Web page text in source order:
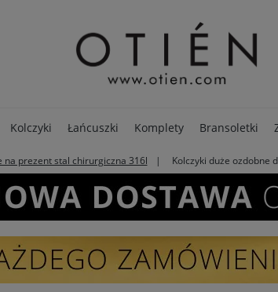
Kolczyki Łańcuszki Komplety Bransoletki
PREMIUM Opakowania Pierścionki SALE
na prezent stal chirurgiczna 316l Kolczyki duże ozdobne